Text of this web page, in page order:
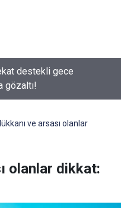
destekli gece
gözaltı!
ve arsası olanlar
olanlar dikkat: